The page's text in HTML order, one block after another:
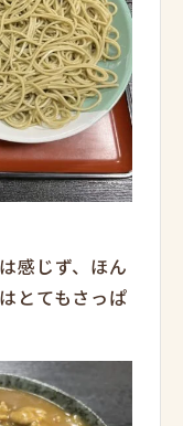
感じず、ほん
とてもさっぱ